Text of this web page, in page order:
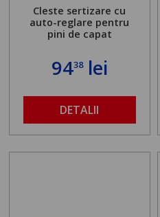
Cleste sertizare cu
auto-reglare pentru
pini de capat
9438lei
DETALII